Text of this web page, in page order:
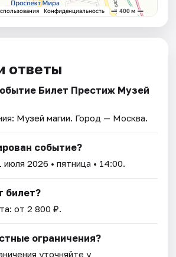
ответы
Билет Престиж Музей
Музей магии. Город — Москва.
событие?
июля 2026 • пятница • 14:00.
билет?
от 2 800 ₽.
ограничения?
уточняйте у